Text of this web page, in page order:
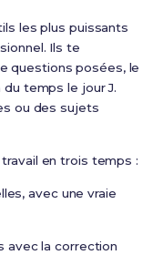
les plus puissants
Ils te
questions posées, le
temps le jour J.
ou des sujets
en trois temps :
avec une vraie
avec la correction